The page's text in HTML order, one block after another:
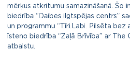
mērķus atkritumu samazināšanā. Šo
biedrība “Daibes ilgtspējas centrs”
un programmu “Tīri.Labi. Pilsēta bez
īsteno biedrība “Zaļā Brīvība” ar The
atbalstu.